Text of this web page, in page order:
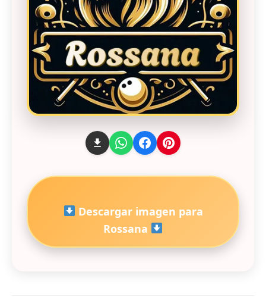
Descargar imagen para
Rossana